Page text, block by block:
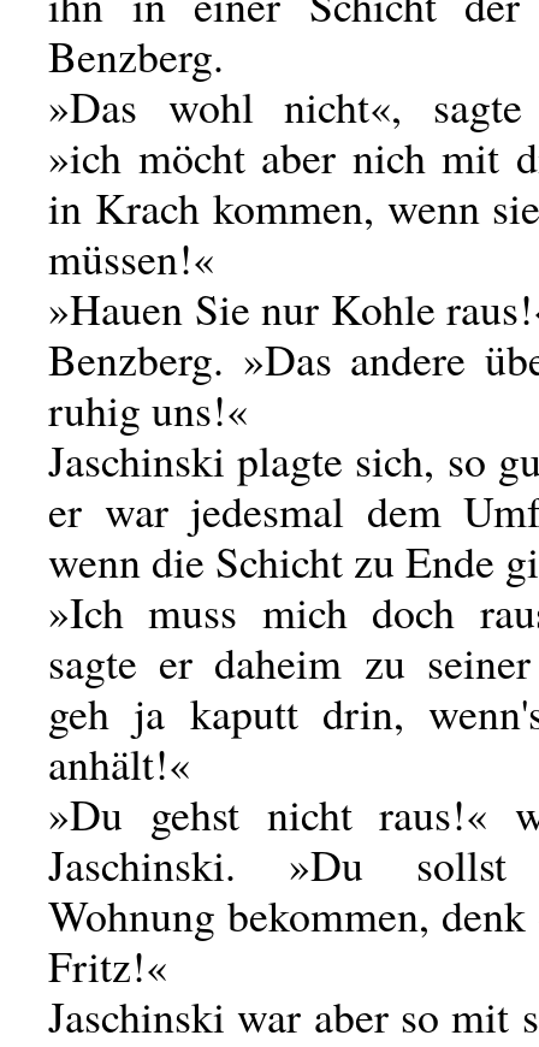
Benzberg.
»Das wohl nicht«, sagte
»ich möcht aber nich mit
in Krach kommen, wenn
müssen!«
»Hauen Sie nur Kohle
Benzberg. »Das andere
ruhig uns!«
Jaschinski plagte sich, so
er war jedesmal dem
wenn die Schicht zu Ende
»Ich muss mich doch
sagte er daheim zu
geh ja kaputt drin,
anhält!«
»Du gehst nicht raus!«
Jaschinski. »Du
Wohnung bekommen,
Fritz!«
Jaschinski war aber so mit